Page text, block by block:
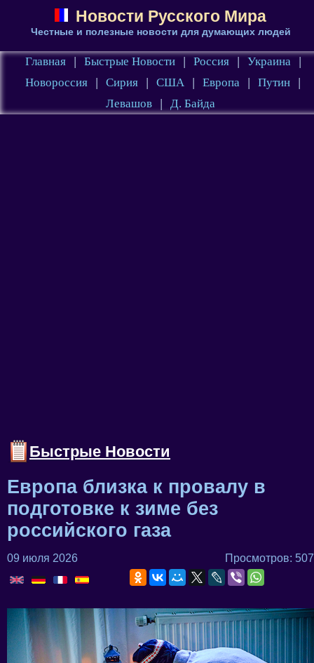
Новости Русского Мира
Честные и полезные новости для думающих людей
Главная | Быстрые Новости | Россия | Украина
|
Новороссия
| Сирия | США | Европа | Путин
|
Левашов
| Д. Байда
Быстрые Новости
Европа близка к провалу в
подготовке к зиме без
российского газа
09 июля 2026 Просмотров: 507